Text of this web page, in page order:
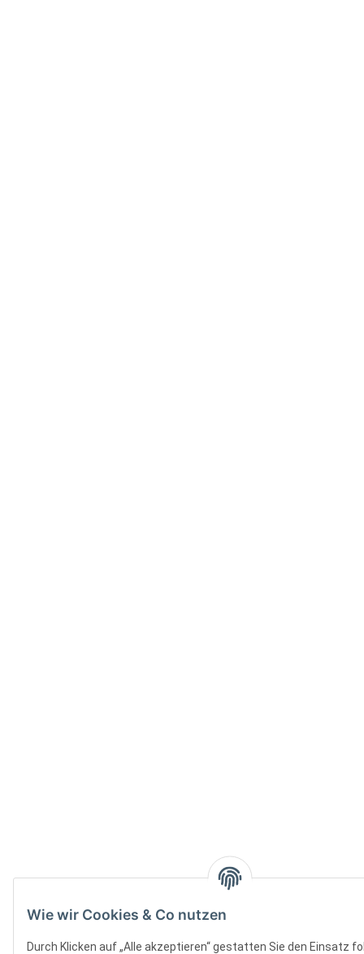
Wie wir Cookies & Co nutzen
Durch Klicken auf „Alle akzeptieren“ gestatten Sie den Einsatz